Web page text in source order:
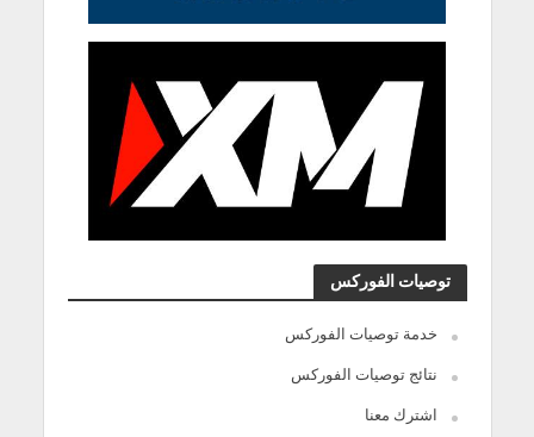
توصيات الفوركس
خدمة توصيات الفوركس
نتائج توصيات الفوركس
اشترك معنا